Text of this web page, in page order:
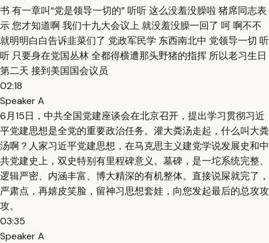
书 有一章叫“党是领导一切的” 听听 这么没羞没臊啦 猪席同志表
示 您才知道啊 我们十九大会议上 就没羞没臊一回了 呵 啊不不
就明明白白告诉韭菜们了 党政军民学 东西南北中 党领导一切 听
听 只要身在党国丛林 全都得横遭那头野猪的指挥 所以老习生日
第二天 接到美国国会议员
02:18
Speaker A
6月15日，中共全国党建座谈会在北京召开，提出学习贯彻习近
平党建思想是全党的重要政治任务。灌大粪汤走起，什么叫大粪
汤啊？人家习近平党建思想，在马克思主义建党学说发展史和中
共党建史上，双史特别有里程碑意义。墓碑，是一坨系统完整、
逻辑严密、内涵丰富、博大精深的有机整体。直接说屎就完了，
严肃点，再嬉皮笑脸，留神习思想套娃，向您发起最后的总攻攻
攻。
03:35
Speaker A